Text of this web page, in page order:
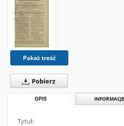
Pokaż treść
Pobierz
OPIS INFORMACJE
Tytuł: